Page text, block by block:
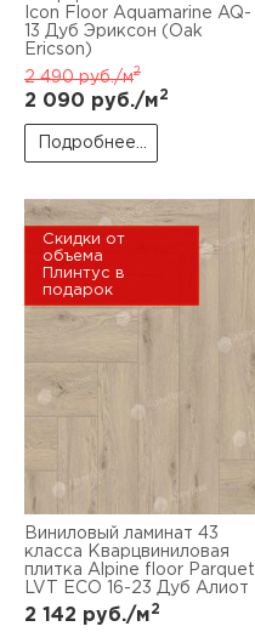
Icon Floor Aquamarine AQ-
13 Дуб Эриксон (Oak
Ericson)
2 490руб./м2
2 090 руб./м2
Подробнее...
Скидки от
объема
Плинтус в
подарок
Виниловый ламинат 43
класса Кварцвиниловая
плитка Alpine floor Parquet
LVT ЕСО 16-23 Дуб Алиот
2 142 руб./м2